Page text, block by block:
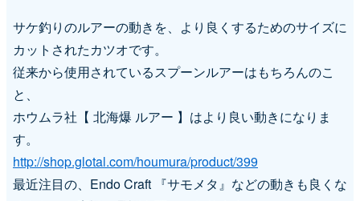
ン
サケ釣りのルアーの動きを、より良くするためのサイズに
カットされたカツオです。
従来から使用されているスプーンルアーはもちろんのこ
と、
ホウムラ社【 北海爆 ルアー 】はより良い動きになりま
す。
http://shop.glotal.com/houmura/product/399
最近注目の、Endo Craft 『サモメタ』などの動きも良くな